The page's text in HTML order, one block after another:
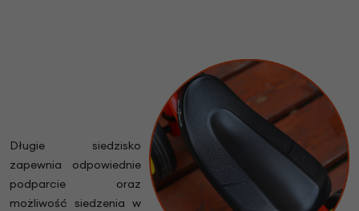
Długie siedzisko
zapewnia odpowiednie
podparcie oraz
możliwość siedzenia w